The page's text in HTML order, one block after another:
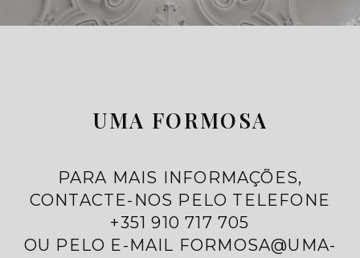
UMA FORMOSA
PARA MAIS INFORMAÇÕES,
CONTACTE-NOS PELO TELEFONE
+351 910 717 705
OU PELO E-MAIL FORMOSA@UMA-